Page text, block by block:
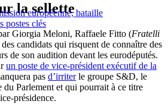
européenne, bataille
postes clés
la sellette
Giorgia Meloni, Raffaele Fitto (Fratelli
candidats qui risquent de connaître des
de son audition devant les eurodéputés.
un poste de vice-président exécutif de la
pas d’irriterle groupe S&D, le
du Parlement et qui pourrait à ce titre
présidence.